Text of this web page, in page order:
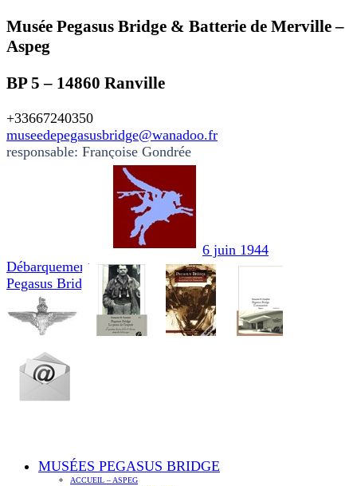
Musée Pegasus Bridge & Batterie de Merville –
Aspeg
BP 5 – 14860 Ranville
+33667240350
museedepegasusbridge@wanadoo.fr
responsable: Françoise Gondrée
6 juin 1944
Débarquement
Pegasus Bridge
MUSÉES PEGASUS BRIDGE
ACCUEIL – ASPEG